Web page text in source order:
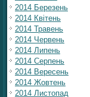
2014 Березень
2014 Квітень
2014 Травень
2014 Червень
2014 Липень
2014 Серпень
2014 Вересень
2014 Жовтень
2014 Листопад